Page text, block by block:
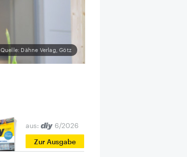
Quelle: Dähne Verlag, Götz
aus:
6/2026
Zur Ausgabe